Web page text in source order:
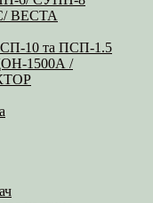
ВЕСТА
10 та ПСП-1.5
1500А /